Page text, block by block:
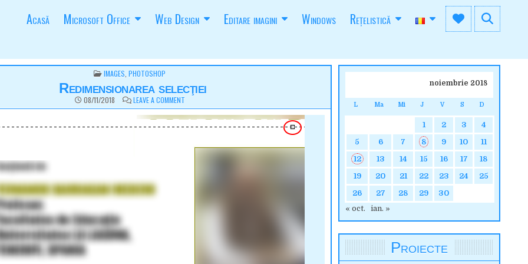
Acasă Microsoft Office Web Design Editare imagini Windows Reţelistică
POSTED
IN
IMAGES ,PHOTOSHOP
Redimensionarea selecţiei
08/11/2018 LEAVE A COMMENTON
REDIMENSIONAREA
SELECŢIEI
noiembrie 2018
L Ma Mi J V S D
1 2 3
4
5
6 7 8 9 10
11
12
13 14 15 16 17
18
19
20 21 22 23 24
25
26
27 28 29
30
« oct.
ian. »
Proiecte